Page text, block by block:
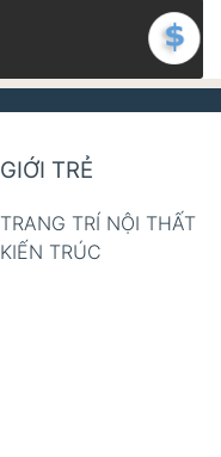
GIỚI TRẺ
TRANG TRÍ NỘI THẤT
KIẾN TRÚC